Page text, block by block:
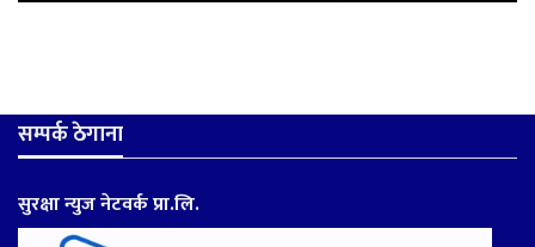
सम्पर्क ठेगाना
सुरक्षा न्युज नेटवर्क प्रा.लि.